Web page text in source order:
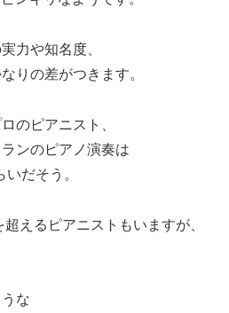
力や知名度、
りの差がつきます。
のピアニスト、
ンのピアノ演奏は
いだそう。
えるピアニストもいますが、
な